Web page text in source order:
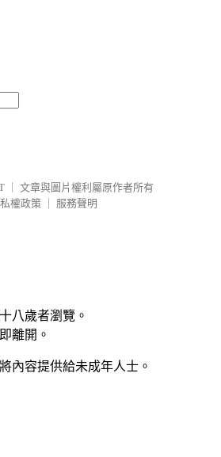
文章與圖片權利屬原作者所有
權政策
服務聲明
八歲者瀏覽。
離開。
內容提供給未成年人士。